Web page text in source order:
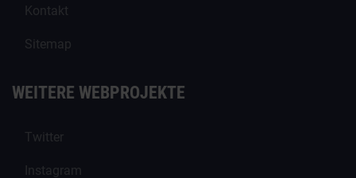
Kontakt
Sitemap
WEITERE WEBPROJEKTE
Twitter
Instagram